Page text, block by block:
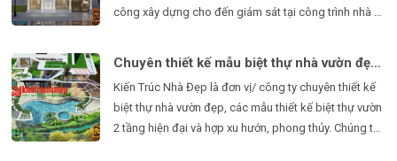
công xây dựng cho đến giám sát tại công trình nhà ở.
Đẹp. Bảng báo giá thiết kế thi công nhà ở trọn gói chi
tiết từng hạng mục.
Chuyên thiết kế mẫu biệt thự nhà vườn đẹp nhất 2022 - Kiến Trúc Nhà Đẹp
Kiến Trúc Nhà Đẹp là đơn vị/ công ty chuyên thiết kế
biệt thự nhà vườn đẹp, các mẫu thiết kế biệt thự vườn
2 tầng hiện đại và hợp xu hướn, phong thủy. Chúng tôi